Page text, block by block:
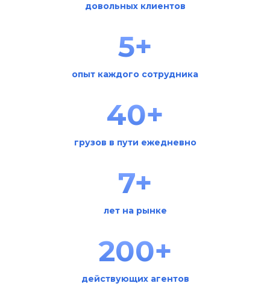
довольных клиентов
5+
опыт каждого сотрудника
40+
грузов в пути ежедневно
7+
лет на рынке
200+
действующих агентов